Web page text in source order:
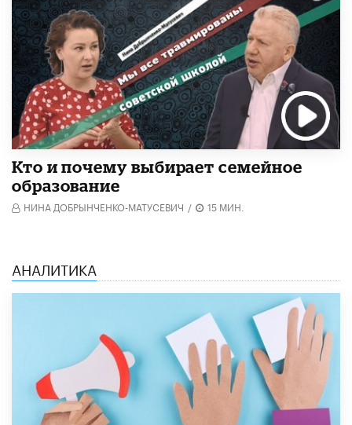
Кто и почему выбирает семейное
образование
НИНА ДОБРЫНЧЕНКО-МАТУСЕВИЧ / 15 МИН.
АНАЛИТИКА